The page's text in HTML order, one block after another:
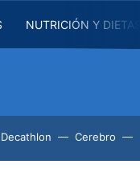
NUTRICIÓN Y
Decathlon Cerebro